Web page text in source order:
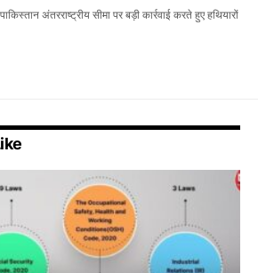
अंतरराष्ट्रीय सीमा पर बड़ी कार्रवाई करते हुए हथियारों